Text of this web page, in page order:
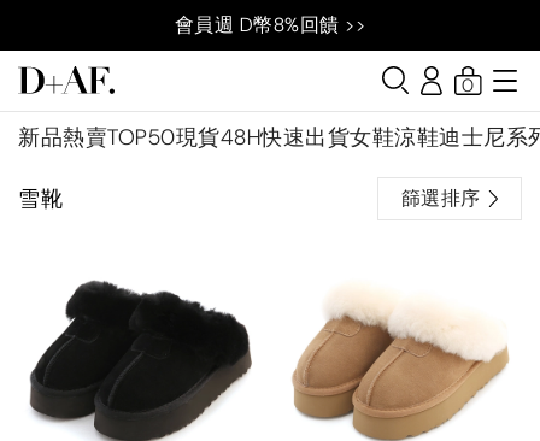
會員週 D幣8%回饋 >>
新品熱賣TOP50現貨48H快速出貨女鞋涼鞋迪士尼系
0
雪靴 篩選排序